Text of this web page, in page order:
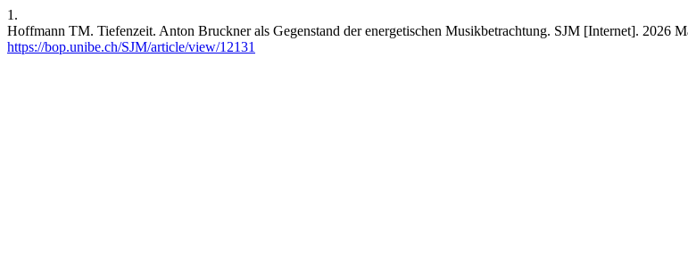
1.
Hoffmann TM. Tiefenzeit. Anton Bruckner als Gegenstand der energetischen Musikbetrachtung. SJM [Internet]. 2026
https://bop.unibe.ch/SJM/article/view/12131